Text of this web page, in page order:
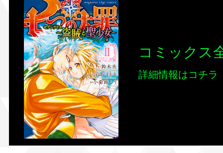
コミックス
詳細情報はコチラ